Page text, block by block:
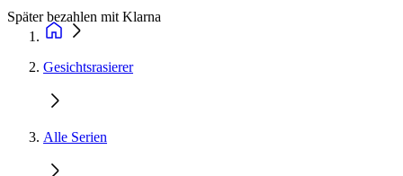
Später bezahlen mit Klarna
Gesichtsrasierer
Alle Serien